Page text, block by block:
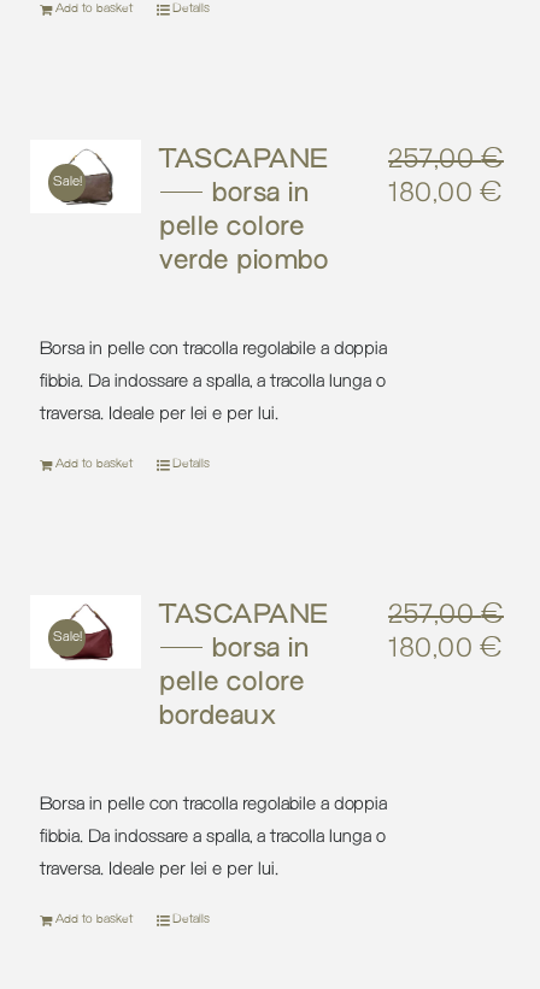
Add to basket Details
Sale!
TASCAPANE
– borsa in
pelle colore
verde piombo
257,00€
Original
180,00€
Borsa in pelle con tracolla regolabile a doppia
fibbia. Da indossare a spalla, a tracolla lunga o
traversa. Ideale per lei e per lui.
Add to basket Details
Sale!
TASCAPANE
– borsa in
pelle colore
bordeaux
257,00€
Original
180,00€
Borsa in pelle con tracolla regolabile a doppia
fibbia. Da indossare a spalla, a tracolla lunga o
traversa. Ideale per lei e per lui.
Add to basket Details